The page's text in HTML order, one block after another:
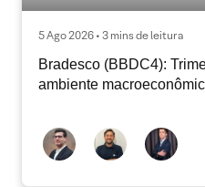
5 Ago 2026 • 3 mins de leitura
Bradesco (BBDC4):
ambiente